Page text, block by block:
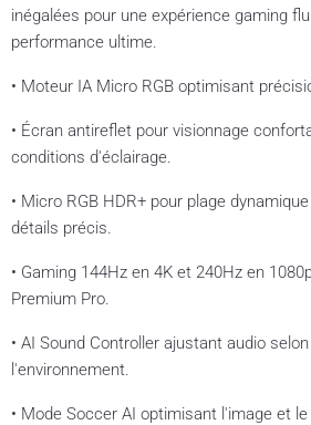
inégalées pour une expérience gaming
performance ultime.
• Moteur IA Micro RGB optimisant
• Écran antireflet pour visionnage
conditions d'éclairage.
• Micro RGB HDR+ pour plage
détails précis.
• Gaming 144Hz en 4K et 240Hz en
Premium Pro.
• AI Sound Controller ajustant audio
l'environnement.
• Mode Soccer AI optimisant l'image et